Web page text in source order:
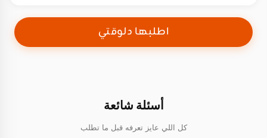
اطلبها دلوقتي
أسئلة شائعة
كل اللي عايز تعرفه قبل ما تطلب